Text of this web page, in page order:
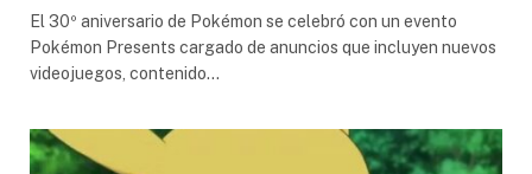
El 30º aniversario de Pokémon se celebró con un evento
Pokémon Presents cargado de anuncios que incluyen nuevos
videojuegos, contenido…